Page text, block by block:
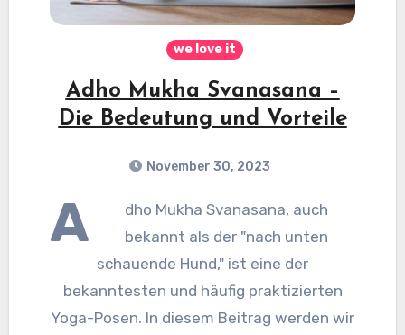
we love it
Adho Mukha Svanasana –
Die Bedeutung und Vorteile
November 30, 2023
A
dho Mukha Svanasana, auch
bekannt als der "nach unten
schauende Hund," ist eine der
bekanntesten und häufig praktizierten
Yoga-Posen. In diesem Beitrag werden wir